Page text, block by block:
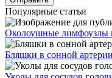
Популярные статьи
Околоушные лимфоузлы
Бляшки в сонной